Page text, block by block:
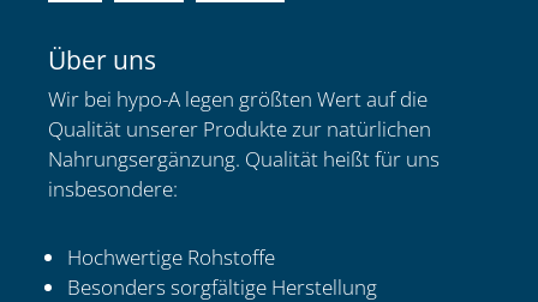
Über uns
Wir bei hypo-A legen größten Wert auf die
Qualität unserer Produkte zur natürlichen
Nahrungsergänzung. Qualität heißt für uns
insbesondere:
Hochwertige Rohstoffe
Besonders sorgfältige Herstellung